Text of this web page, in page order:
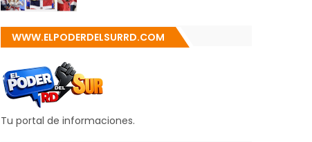
WWW.ELPODERDELSURRD.COM
Tu portal de informaciones.